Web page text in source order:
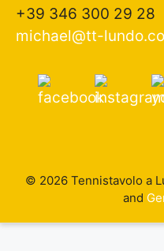
+39 346 300 29 28
michael@tt-
© 2026 Tennistavolo a
and